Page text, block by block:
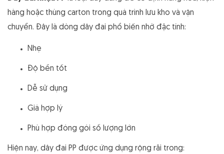
hàng hoặc thùng carton trong quá trình lưu kho và vận
chuyển. Đây là dòng dây đai phổ biến nhờ đặc tính:
Nhẹ
Độ bền tốt
Dễ sử dụng
Giá hợp lý
Phù hợp đóng gói số lượng lớn
Hiện nay, dây đai PP được ứng dụng rộng rãi trong: